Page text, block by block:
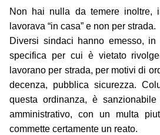
Non hai nulla da temere inoltre,
lavorava “in casa” e non per strada.
Diversi sindaci hanno emesso, in
specifica per cui è vietato
lavorano per strada, per motivi di
decenza, pubblica sicurezza.
questa ordinanza, è
amministrativo, con un multa
commette certamente un reato.